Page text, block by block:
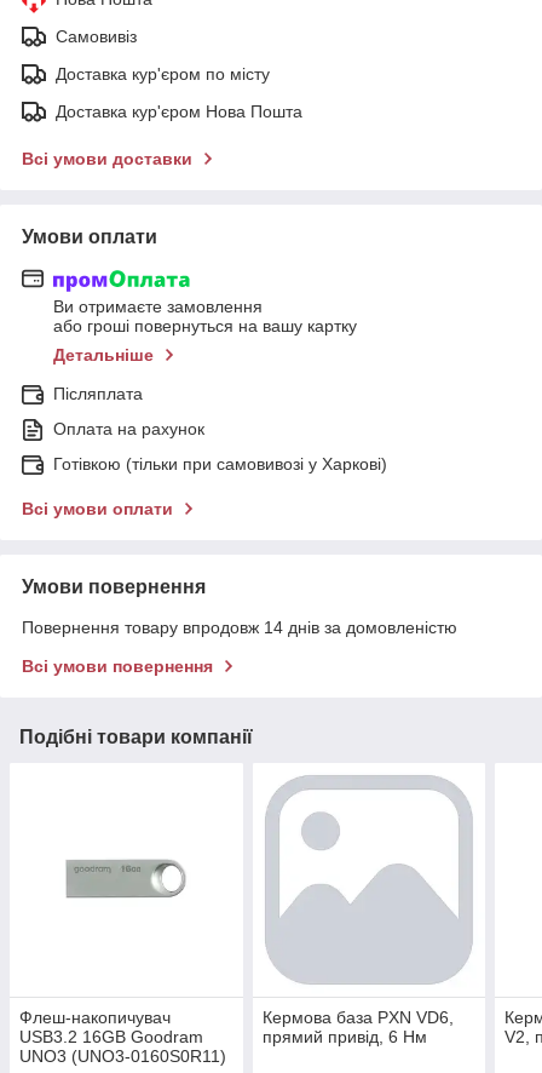
Самовивіз
Доставка кур'єром по місту
Доставка кур'єром Нова Пошта
Всі умови доставки
Умови оплати
Ви отримаєте замовлення
або гроші повернуться на вашу картку
Детальніше
Післяплата
Оплата на рахунок
Готівкою (тільки при самовивозі у Харкові)
Всі умови оплати
Умови повернення
Повернення товару впродовж 14 днів за домовленістю
Всі умови повернення
Подібні товари компанії
Флеш-накопичувач
USB3.2 16GB Goodram
UNO3 (UNO3-0160S0R11)
Кермова база PXN VD6,
прямий привід, 6 Нм
V2,